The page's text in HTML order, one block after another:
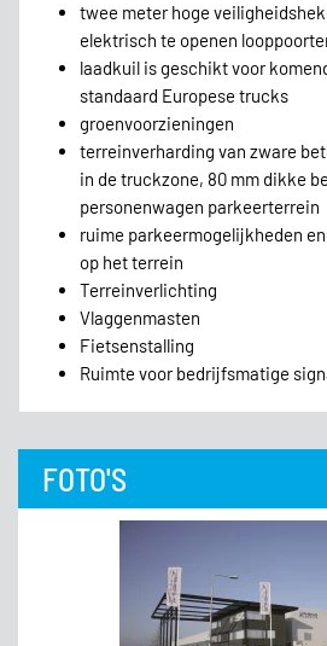
twee meter hoge
elektrisch te openen
laadkuil is geschikt voor
standaard Europese trucks
groenvoorzieningen
terreinverharding van zware
in de truckzone, 80 mm dikke
personenwagen parkeerterrein
ruime parkeermogelijkheden
op het terrein
Terreinverlichting
Vlaggenmasten
Fietsenstalling
Ruimte voor bedrijfsmatige
FOTO'S